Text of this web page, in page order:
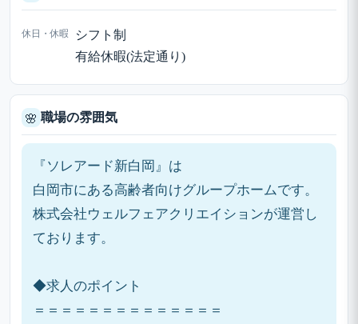
休日・休暇
シフト制
有給休暇(法定通り)
🌸 職場の雰囲気
『ソレアード新白岡』は
白岡市にある高齢者向けグループホームです。
株式会社ウェルフェアクリエイションが運営し
ております。
◆求人のポイント
＝＝＝＝＝＝＝＝＝＝＝＝＝＝